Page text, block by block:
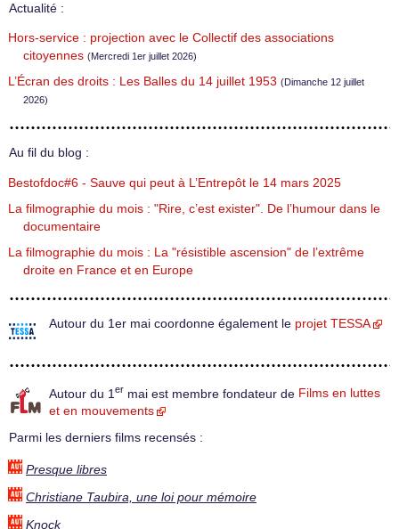
Actualité :
Hors-service : projection avec le Collectif des associations
citoyennes (Mercredi 1er juillet 2026)
L’Écran des droits : Les Balles du 14 juillet 1953 (Dimanche 12 juillet
2026)
Au fil du blog :
Bestofdoc#6 - Sauve qui peut à L’Entrepôt le 14 mars 2025
La filmographie du mois : "Rire, c’est exister". De l’humour dans le
documentaire
La filmographie du mois : La "résistible ascension" de l’extrême
droite en France et en Europe
Autour du 1er mai coordonne également le projet TESSA
Autour du 1 er mai est membre fondateur de Films en luttes
et en mouvements
Parmi les derniers films recensés :
Presque libres
Christiane Taubira, une loi pour mémoire
Knock